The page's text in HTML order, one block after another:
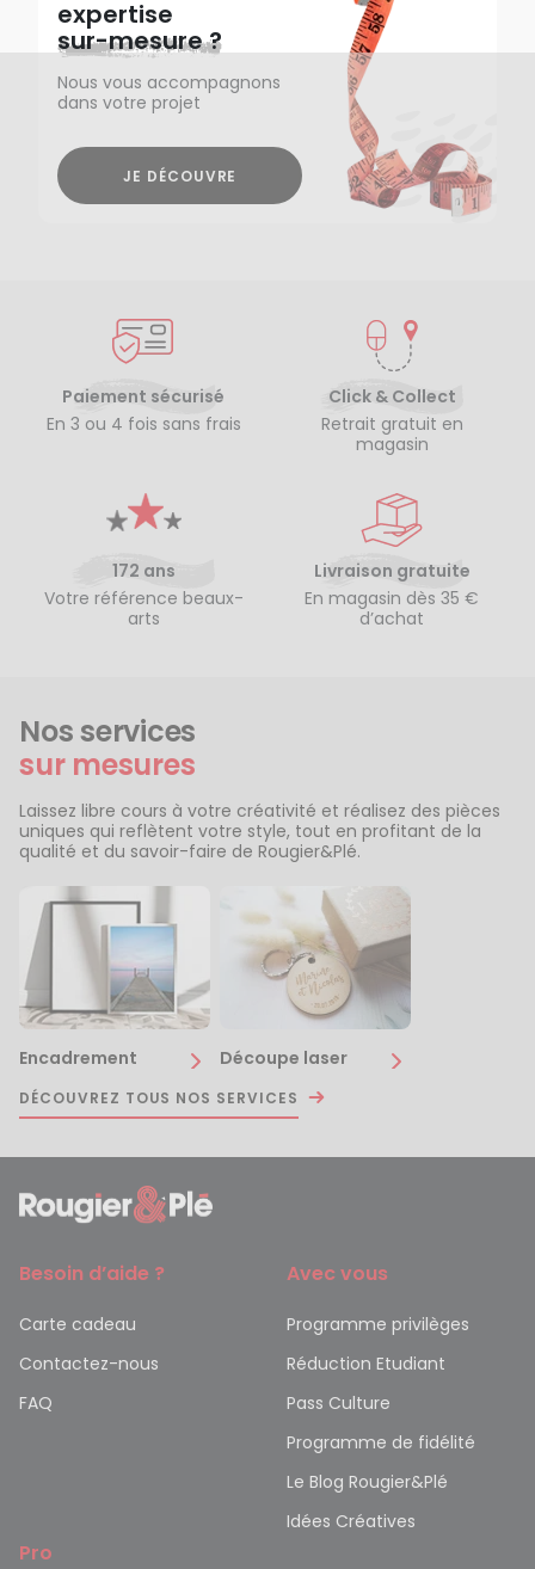
expertise
sur-mesure ?
Nous vous accompagnons
dans votre projet
JE DÉCOUVRE
Paiement sécurisé
En 3 ou 4 fois sans frais
Click & Collect
Retrait gratuit en
magasin
172 ans
Votre référence beaux-
arts
Livraison gratuite
En magasin dès 35 €
d’achat
Nos services
sur mesures
Laissez libre cours à votre créativité et réalisez des pièces
uniques qui reflètent votre style, tout en profitant de la
qualité et du savoir-faire de Rougier&Plé.
Encadrement Découpe laser
DÉCOUVREZ TOUS NOS SERVICES
Besoin d’aide ?
Carte cadeau
Contactez-nous
FAQ
Avec vous
Programme privilèges
Réduction Etudiant
Pass Culture
Programme de fidélité
Le Blog Rougier&Plé
Idées Créatives
Pro